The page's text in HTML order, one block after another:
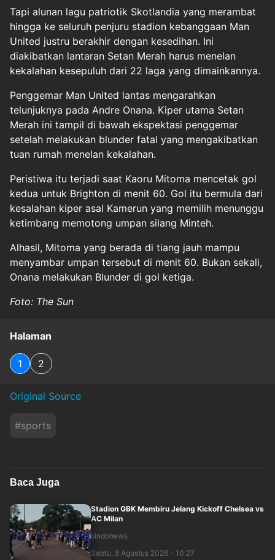
Tapi alunan lagu patriotik Skotlandia yang merambat
hingga ke seluruh penjuru stadion kebanggaan Man
United justru berakhir dengan kesedihan. Ini
diakibatkan lantaran Setan Merah harus menelan
kekalahan kesepuluh dari 22 laga yang dimainkannya.
Penggemar Man United lantas mengarahkan
telunjuknya pada Andre Onana. Kiper utama Setan
Merah ini tampil di bawah ekspektasi penggemar
setelah melakukan blunder fatal yang mengakibatkan
tuan rumah menelan kekalahan.
Peristiwa itu terjadi saat Kaoru Mitoma mencetak gol
kedua untuk Brighton di menit 60. Gol itu bermula dari
kesalahan kiper asal Kamerun yang memilih menunggu
ketimbang memotong umpan silang Minteh.
Alhasil, Mitoma yang berada di tiang jauh mampu
menyambar umpan tersebut di menit 60. Bukan sekali,
Onana melakukan Blunder di gol ketiga.
Foto: The Sun
Halaman
1 2
Original Source
#sports
Baca Juga
Stadion GBK Membiru Jelang Kickoff Chelsea vs
AC Milan
sindonews
Sabtu, 8 Agustus 2026 - 10:27